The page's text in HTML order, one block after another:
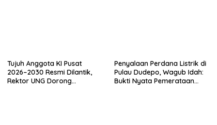
Tujuh Anggota KI Pusat
2026–2030 Resmi Dilantik,
Rektor UNG Dorong
Penyalaan Perdana Listrik di
Pulau Dudepo, Wagub Idah:
Bukti Nyata Pemerataan